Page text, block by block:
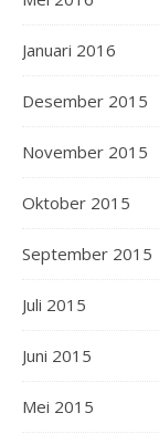
Januari 2016
Desember 2015
November 2015
Oktober 2015
September 2015
Juli 2015
Juni 2015
Mei 2015